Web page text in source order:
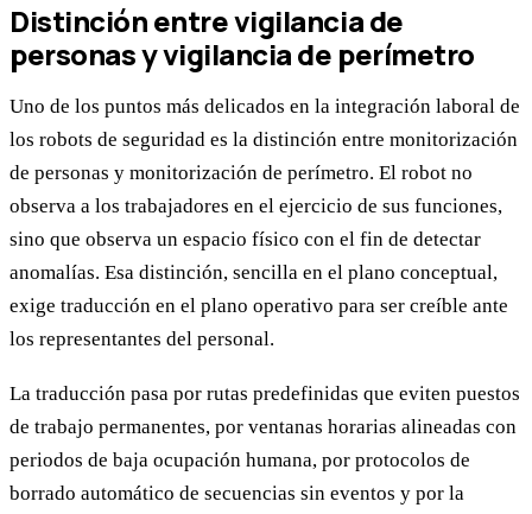
Distinción entre vigilancia de
personas y vigilancia de perímetro
Uno de los puntos más delicados en la integración laboral de
los robots de seguridad es la distinción entre monitorización
de personas y monitorización de perímetro. El robot no
observa a los trabajadores en el ejercicio de sus funciones,
sino que observa un espacio físico con el fin de detectar
anomalías. Esa distinción, sencilla en el plano conceptual,
exige traducción en el plano operativo para ser creíble ante
los representantes del personal.
La traducción pasa por rutas predefinidas que eviten puestos
de trabajo permanentes, por ventanas horarias alineadas con
periodos de baja ocupación humana, por protocolos de
borrado automático de secuencias sin eventos y por la